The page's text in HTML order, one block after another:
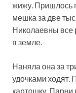
жижу. Пришлось
мешка за две
Николаевны все
в земле.
Наняла она за
удочками ходят.
картошку.